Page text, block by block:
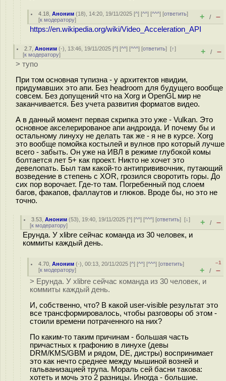
4.18 ,Аноним (18), 14:20, 19/11/2025 [^] [^^] [^^^] [ответить]
[к модератору] + / –
https://en.wikipedia.org/wiki/Video_Acceleration_API
2.7 ,Аноним (-), 13:46, 19/11/2025 [^] [^^] [^^^] [ответить][↑]
[к модератору] + / –
> тупо
При том основная тупизна - у архитектов нвидии,
придумавших это апи. Без headroom для будущего вообще
совсем. Без допущений что на Xorg и OpenGL мир не
заканчивается. Без учета развития форматов видео.
А в данный момент первая скрипка это уже - Vulkan. Это
основное акселерированое апи андроида. И почему бы и
остальному линуху не делать так же - я не в курсе. Xorg
это вообще помойка костылей и вулнов про который лучше
всего - забыть. Он уже на ИВЛ в режиме глубокой комы
болтается лет 5+ как проект. Никто не хочет это
девелопать. Был там какой-то антипрививочник, путающий
возведение в степень с XOR, грозился своротить горы. До
сих пор ворочает. Где-то там. Погребенный под слоем
багов, факапов, фаллаутов и глюков. Вроде бы, но это не
точно.
3.53 ,Аноним (53), 19:40, 19/11/2025 [^] [^^] [^^^] [ответить][↓]
[к модератору] + / –
Ерунда. У xlibre сейчас команда из 30 человек, и
коммиты каждый день.
4.70 ,Аноним (-), 00:13, 20/11/2025 [^] [^^] [^^^] [ответить]
[к модератору]
–1
+ / –
> Ерунда. У xlibre сейчас команда из 30 человек, и
коммиты каждый день.
И, собственно, что? В какой user-visible результат это
все трансформировалось, чтобы разговоры об этом -
стоили времени потраченного на них?
По каким-то таким причинам - большая часть
причастных к графонию в линухе (девы
DRM/KMS/GBM и рядом, DE, дистры) воспринимает
это как нечто среднее между мышиной возней и
гальванизацией трупа. Мораль сей басни такова:
хотеть и мочь это 2 разницы. Иногда - большие.